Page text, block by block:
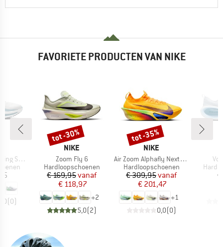
FAVORIETE PRODUCTEN VAN NIKE
Shoes
(0)
MERK
NIKE
Artikel
Zoom Fly 6
Productgroep
Hardloopschoenen
Prijs
€ 169,95Verlaagde prijs
vanaf
€ 118,97
+2
5,0(2)
Korting
tot -30%
MERK
NIKE
Artikel
Air Zoom Alphafly Next% 3
Productgroep
Hardloopschoenen
Prijs
€ 309,95Verlaagde prijs
vanaf
€ 201,47
+1
0,0(0)
Korting
tot -35%
€